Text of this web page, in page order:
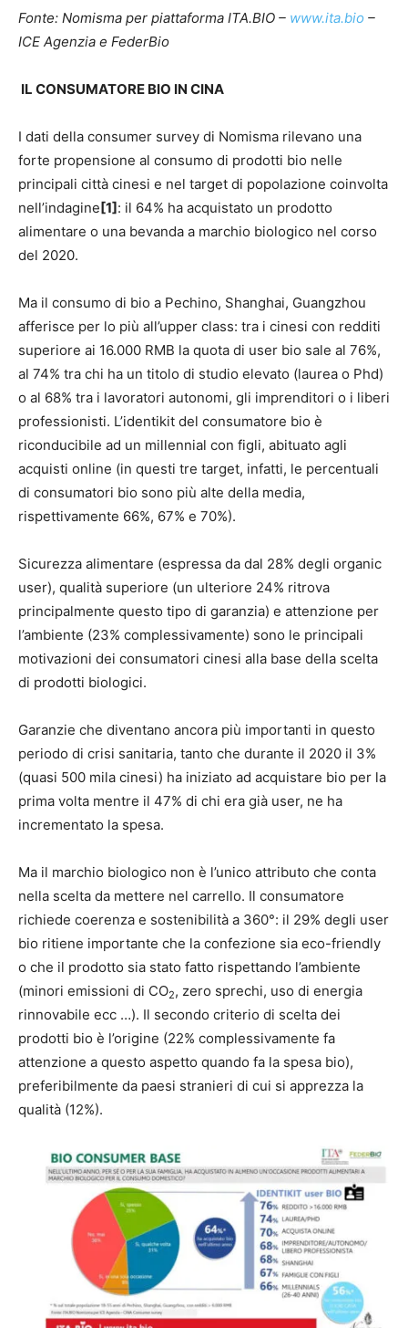
Fonte: Nomisma per piattaforma ITA.BIO – www.ita.bio –
ICE Agenzia e FederBio
IL CONSUMATORE BIO IN CINA
I dati della consumer survey di Nomisma rilevano una
forte propensione al consumo di prodotti bio nelle
principali città cinesi e nel target di popolazione coinvolta
nell’indagine[1]: il 64% ha acquistato un prodotto
alimentare o una bevanda a marchio biologico nel corso
del 2020.
Ma il consumo di bio a Pechino, Shanghai, Guangzhou
afferisce per lo più all’upper class: tra i cinesi con redditi
superiore ai 16.000 RMB la quota di user bio sale al 76%,
al 74% tra chi ha un titolo di studio elevato (laurea o Phd)
o al 68% tra i lavoratori autonomi, gli imprenditori o i liberi
professionisti. L’identikit del consumatore bio è
riconducibile ad un millennial con figli, abituato agli
acquisti online (in questi tre target, infatti, le percentuali
di consumatori bio sono più alte della media,
rispettivamente 66%, 67% e 70%).
Sicurezza alimentare (espressa da dal 28% degli organic
user), qualità superiore (un ulteriore 24% ritrova
principalmente questo tipo di garanzia) e attenzione per
l’ambiente (23% complessivamente) sono le principali
motivazioni dei consumatori cinesi alla base della scelta
di prodotti biologici.
Garanzie che diventano ancora più importanti in questo
periodo di crisi sanitaria, tanto che durante il 2020 il 3%
(quasi 500 mila cinesi) ha iniziato ad acquistare bio per la
prima volta mentre il 47% di chi era già user, ne ha
incrementato la spesa.
Ma il marchio biologico non è l’unico attributo che conta
nella scelta da mettere nel carrello. Il consumatore
richiede coerenza e sostenibilità a 360°: il 29% degli user
bio ritiene importante che la confezione sia eco-friendly
o che il prodotto sia stato fatto rispettando l’ambiente
(minori emissioni di CO2, zero sprechi, uso di energia
rinnovabile ecc …). Il secondo criterio di scelta dei
prodotti bio è l’origine (22% complessivamente fa
attenzione a questo aspetto quando fa la spesa bio),
preferibilmente da paesi stranieri di cui si apprezza la
qualità (12%).